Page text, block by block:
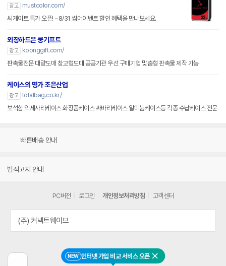
NEW 인터넷 가입 비교 서비스 오픈 닫기
광고
mustcolor.com/
씨게이트 특가 오픈! ~8/31 썸머이벤트 할인 혜택을 만나보세요.
외장하드은 쿵기프트
광고
koonggift.com/
판촉물전문 대량도매 창고형도매 공공기관 우선 구매기업 맞춤형 판촉물 제작 가능
케이스의 명가 조은산업
광고 totalbag.co.kr/
보석함 악세사리케이스 화장품케이스 싸바리케이스 알미늄케이스등 각종 수납케이스 전문
빠른배송 안내
법적고지 안내
PC버전 로그인 개인정보처리방침 고객센터
(주) 커넥트웨이브